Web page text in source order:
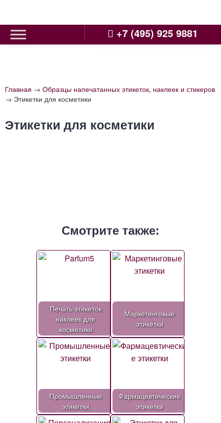
content
+7 (495) 925 9881
Главная → Образцы напечатанных этикеток, наклеек и стикеров
→ Этикетки для косметики
Этикетки для косметики
Смотрите также:
Печать этикеток
наклеек для
косметики
Маркетинговые
этикетки
Промышленные
этикетки
Фармацевтические
этикетки